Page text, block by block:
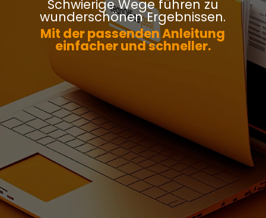
Schwierige Wege führen zu
wunderschönen Ergebnissen.
Mit der passenden Anleitung
einfacher und schneller.